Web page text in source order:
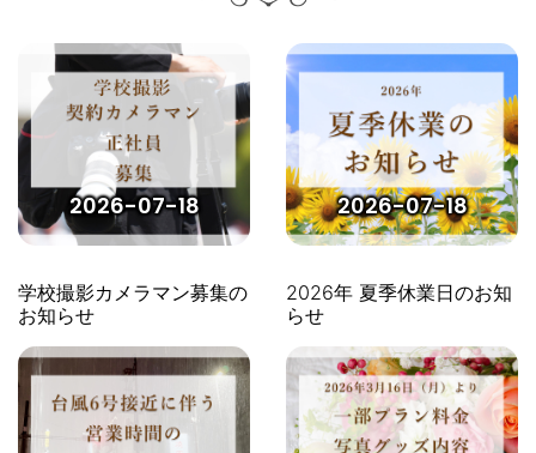
2026-07-18
学校撮影カメラマン募集の
お知らせ
2026-07-18
2026年 夏季休業日のお知
らせ